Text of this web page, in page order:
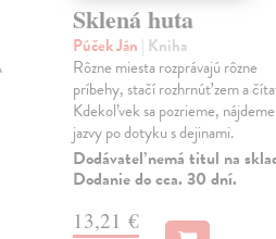
Sklená huta
Púček Ján | Kniha
Rôzne miesta rozprávajú rôzne
príbehy, stačí rozhrnúť zem a
Kdekoľvek sa pozrieme, nájdeme
jazvy po dotyku s dejinami.
Dodávateľ nemá titul na
Dodanie do cca. 30 dní.
13,21 €